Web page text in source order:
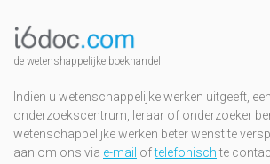
de wetenshappelijke boekhandel
Indien u wetenschappelijke werken uitgeeft, een
onderzoekscentrum, leraar of onderzoeker
wetenschappelijke werken beter wenst te
aan om ons via e-mail oftelefonischte